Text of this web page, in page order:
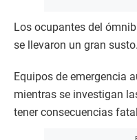
Los ocupantes del
se llevaron un gran susto.
Equipos de emergencia
mientras se investigan
tener consecuencias